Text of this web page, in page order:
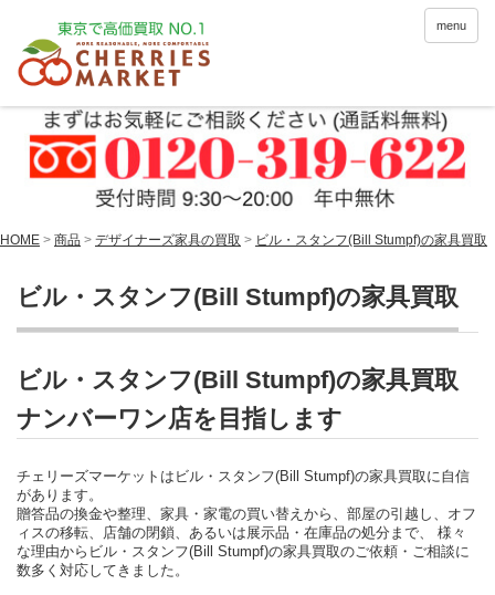
menu
HOME > 商品 > デザイナーズ家具の買取 > ビル・スタンフ(Bill Stumpf)の家具買取
ビル・スタンフ(Bill Stumpf)の家具買取
ビル・スタンフ(Bill Stumpf)の家具買取
ナンバーワン店を目指します
チェリーズマーケットはビル・スタンフ(Bill Stumpf)の家具買取に自信
があります。
贈答品の換金や整理、家具・家電の買い替えから、部屋の引越し、オフ
ィスの移転、店舗の閉鎖、あるいは展示品・在庫品の処分まで、 様々
な理由からビル・スタンフ(Bill Stumpf)の家具買取のご依頼・ご相談に
数多く対応してきました。